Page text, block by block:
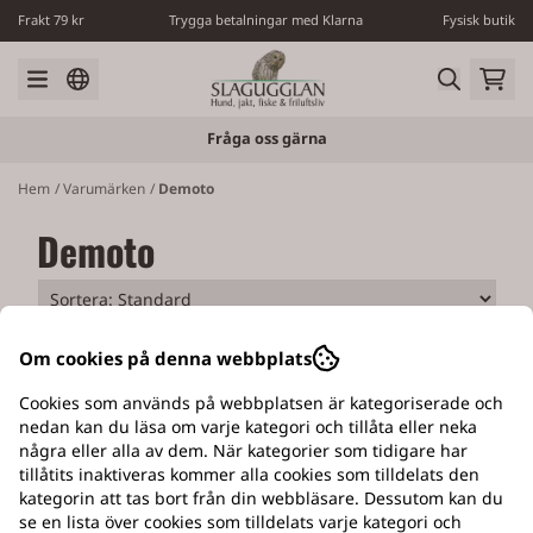
Hoppa till innehåll
Frakt 79 kr Trygga betalningar med Klarna Fysisk butik
Fråga oss gärna
Hem /Varumärken / Demoto
Demoto
EGEN VERKSTAD
Med tillverkning av Slagugglans hundluckor
Om cookies på denna webbplats
Cookies som används på webbplatsen är kategoriserade och
nedan kan du läsa om varje kategori och tillåta eller neka
några eller alla av dem. När kategorier som tidigare har
tillåtits inaktiveras kommer alla cookies som tilldelats den
kategorin att tas bort från din webbläsare. Dessutom kan du
se en lista över cookies som tilldelats varje kategori och